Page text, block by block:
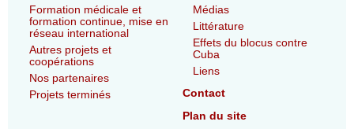
Formation médicale et
formation continue, mise en
réseau international
Autres projets et
coopérations
Nos partenaires
Projets terminés
Médias
Littérature
Effets du blocus contre
Cuba
Liens
Contact
Plan du site